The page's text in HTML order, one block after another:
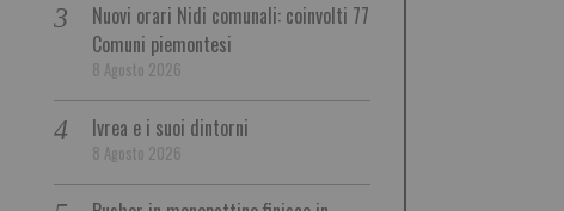
Nuovi orari Nidi comunali: coinvolti 77
Comuni piemontesi
8 Agosto 2026
Ivrea e i suoi dintorni
8 Agosto 2026